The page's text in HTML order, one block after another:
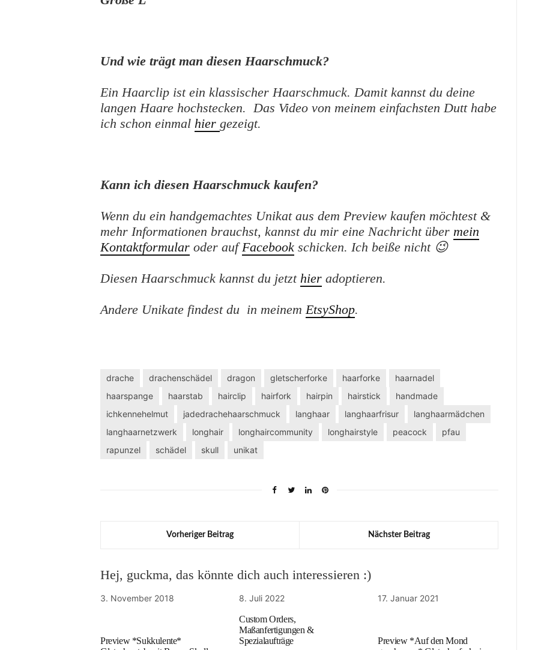
Und wie trägt man diesen Haarschmuck?
Ein Haarclip ist ein klassischer Haarschmuck. Damit kannst du deine
langen Haare hochstecken. Das Video von meinem einfachsten Dutt habe
ich schon einmal hier gezeigt.
Kann ich diesen Haarschmuck kaufen?
Wenn du ein handgemachtes Unikat aus dem Preview kaufen möchtest &
mehr Informationen brauchst, kannst du mir eine Nachricht über mein
Kontaktformular oder aufFacebook schicken. Ich beiße nicht 😉
Diesen Haarschmuck kannst du jetzt hier adoptieren.
Andere Unikate findest du in meinemEtsyShop.
drache drachenschädel dragon gletscherforke haarforke
haarnadel
haarspange
haarstab hairclip hairfork hairpin hairstick
handmade
ichkennehelmut
jadedrachehaarschmuck langhaar langhaarfrisur
langhaarmädchen
langhaarnetzwerk
longhair longhaircommunity longhairstyle peacock
pfau
rapunzel
schädel skull unikat
Vorheriger Beitrag Nächster Beitrag
Hej, guckma, das könnte dich auch interessieren :)
3. November 2018
Preview *Sukkulente*
8. Juli 2022
Custom Orders,
Maßanfertigungen &
Spezialaufträge
17. Januar 2021
Preview *Auf den Mond